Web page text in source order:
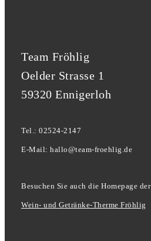
Team Fröhlig
Oelder Strasse 1
59320 Ennigerloh
Tel.: 02524-2147
E-Mail: hallo@team-froehlig.de
Besuchen Sie auch die Homepage der
Wein- und Getränke-Therme Fröhlig